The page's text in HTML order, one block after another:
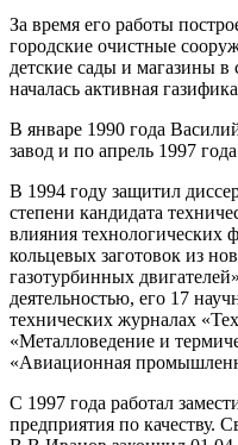
За время его работы
городские очистные
детские сады и магазины в
началась активная
В январе 1990 года
завод и по апрель 1997
В 1994 году защитил
степени кандидата
влияния технологических
кольцевых заготовок из
газотурбинных
деятельностью, его 17
технических журналах
«Металловедение и
«Авиационная
С 1997 года работал
предприятия по качеству.